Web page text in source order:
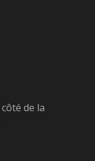
de la